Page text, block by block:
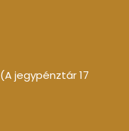
(A jegypénztár 17